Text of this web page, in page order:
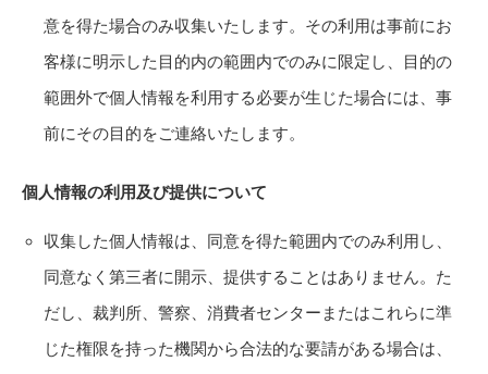
意を得た場合のみ収集いたします。その利用は事前にお
客様に明示した目的内の範囲内でのみに限定し、目的の
範囲外で個人情報を利用する必要が生じた場合には、事
前にその目的をご連絡いたします。
個人情報の利用及び提供について
収集した個人情報は、同意を得た範囲内でのみ利用し、
同意なく第三者に開示、提供することはありません。た
だし、裁判所、警察、消費者センターまたはこれらに準
じた権限を持った機関から合法的な要請がある場合は、